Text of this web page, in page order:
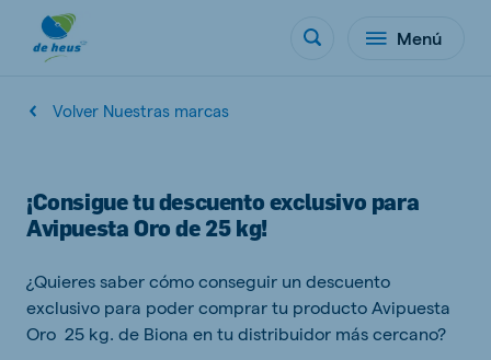
Menú
Volver Nuestras marcas
¡Consigue tu descuento exclusivo para
Avipuesta Oro de 25 kg!
¿Quieres saber cómo conseguir un descuento
exclusivo para poder comprar tu producto Avipuesta
Oro 25 kg. de Biona en tu distribuidor más cercano?